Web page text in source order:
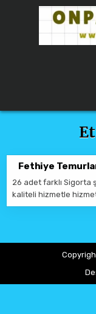
Skip to content
Fethiye
26 adet farklı Sigorta
kaliteli hizmetle